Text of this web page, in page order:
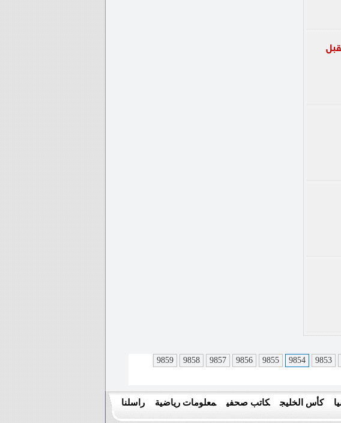
9853
9854
9855
9856
9857
9858
9859
كأس الخليج كاتب صحفي معلومات رياضية راسلنا